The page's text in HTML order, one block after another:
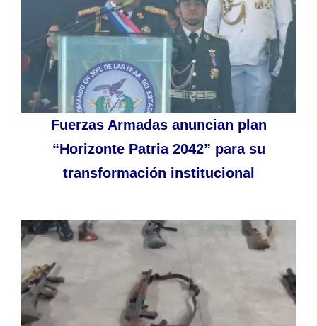
Fuerzas Armadas anuncian plan
“Horizonte Patria 2042” para su
transformación institucional